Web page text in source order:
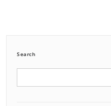
Search
Search